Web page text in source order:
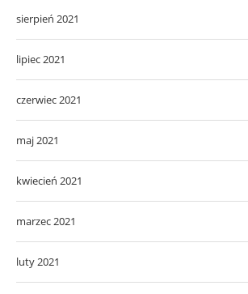
sierpień 2021
lipiec 2021
czerwiec 2021
maj 2021
kwiecień 2021
marzec 2021
luty 2021